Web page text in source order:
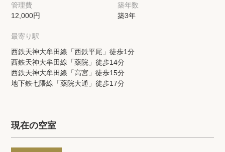
来店予約
各種お問い合わせ
高級賃貸物件コラム modern classについて
高級賃貸物件トピック 会社概要
商標について
管理費
12,000円
築年数
築3年
最寄り駅
西鉄天神大牟田線「西鉄平尾」徒歩1分
西鉄天神大牟田線「薬院」徒歩14分
西鉄天神大牟田線「高宮」徒歩15分
地下鉄七隈線「薬院大通」徒歩17分
現在の空室